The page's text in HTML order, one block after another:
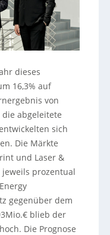
dieses
16,3% auf
von
die abgeleitete
sich
Die Märkte
und Laser &
prozentual
gegenüber dem
blieb der
Die Prognose